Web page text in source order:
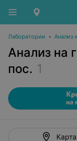
Лаборатории • Анализ
Анализ на
пос. 1
Карта